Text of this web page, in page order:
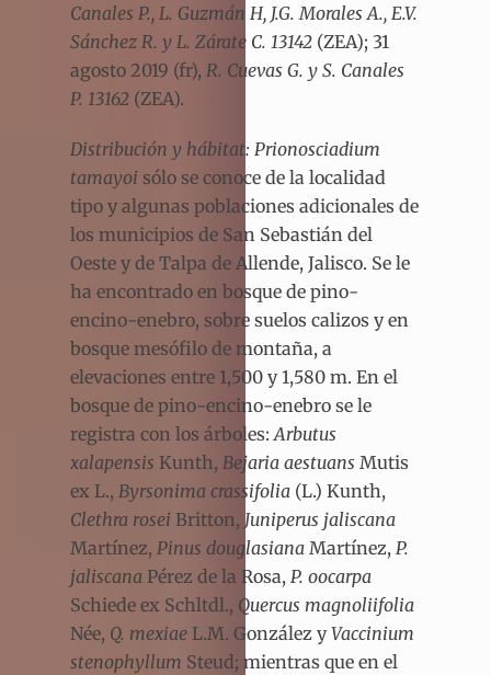
Canales P., L. Guzmán H, J.G. Morales A., E.V.
Sánchez R. y L. Zárate C. 13142 (ZEA); 31
agosto 2019 (fr), R. Cuevas G. y S. Canales
P. 13162 (ZEA).
Distribución y hábitat: Prionosciadium
tamayoi sólo se conoce de la localidad
tipo y algunas poblaciones adicionales de
los municipios de San Sebastián del
Oeste y de Talpa de Allende, Jalisco. Se le
ha encontrado en bosque de pino-
encino-enebro, sobre suelos calizos y en
bosque mesófilo de montaña, a
elevaciones entre 1,500 y 1,580 m. En el
bosque de pino-encino-enebro se le
registra con los árboles:Arbutus
xalapensis Kunth, Bejaria aestuans Mutis
ex L., Byrsonima crassifolia (L.) Kunth,
Clethra rosei Britton, Juniperus jaliscana
Martínez, Pinus douglasiana Martínez, P.
jaliscana Pérez de la Rosa, P. oocarpa
Schiede ex Schltdl., Quercus magnoliifolia
Née, Q. mexiae L.M. González yVaccinium
stenophyllum Steud; mientras que en el